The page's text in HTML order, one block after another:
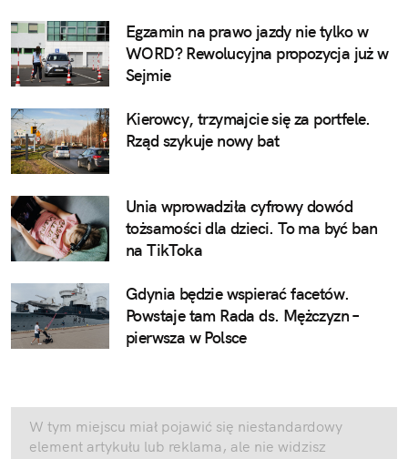
Egzamin na prawo jazdy nie tylko w
WORD? Rewolucyjna propozycja już w
Sejmie
Kierowcy, trzymajcie się za portfele.
Rząd szykuje nowy bat
Unia wprowadziła cyfrowy dowód
tożsamości dla dzieci. To ma być ban
na TikToka
Gdynia będzie wspierać facetów.
Powstaje tam Rada ds. Mężczyzn –
pierwsza w Polsce
W tym miejscu miał pojawić się niestandardowy
element artykułu lub reklama, ale nie widzisz